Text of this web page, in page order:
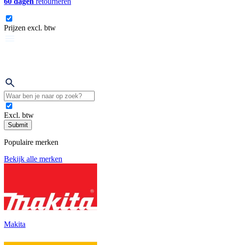
Prijzen excl. btw
Excl. btw
Submit
Populaire merken
Bekijk alle merken
Makita